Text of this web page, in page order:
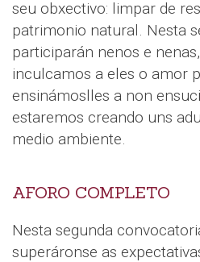
seu obxectivo: limpar de
patrimonio natural. Nesta
participarán nenos e
inculcamos a eles o amor
ensinámoslles a non
estaremos creando uns
medio ambiente.
AFORO COMPLETO
Nesta segunda
superáronse as